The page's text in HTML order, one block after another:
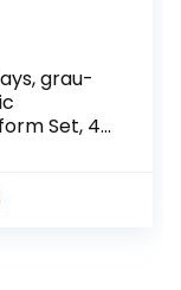
grau-
Set, 4-